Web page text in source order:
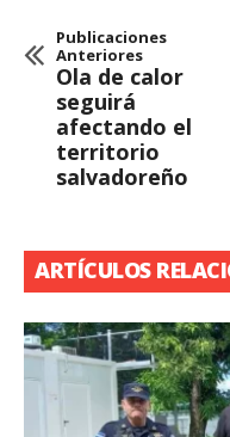
Publicaciones
Anteriores
Ola de calor
seguirá
afectando el
territorio
salvadoreño
ARTÍCULOS